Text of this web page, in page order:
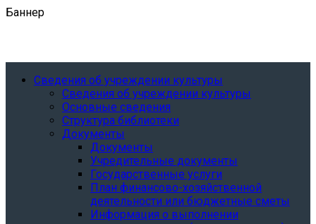
Баннер
Сведения об учреждении культуры
Сведения об учреждении культуры
Основные сведения
Структура библиотеки
Документы
Документы
Учредительные документы
Государственные услуги
План финансово-хозяйственной
деятельности или бюджетные сметы
Информация о выполнении